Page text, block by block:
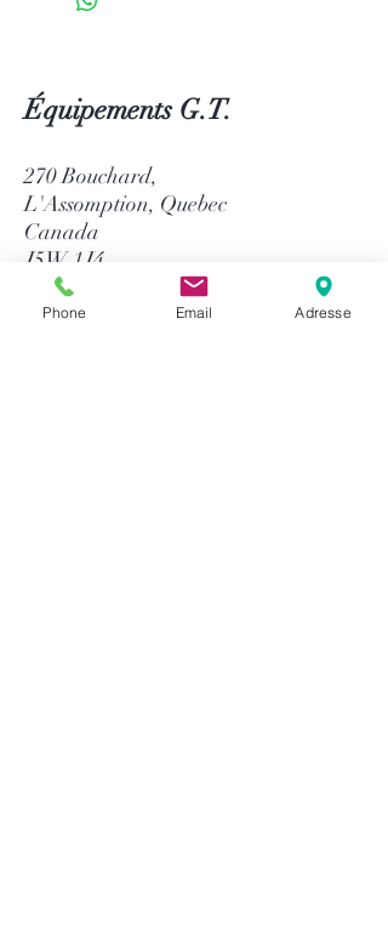
Équipements G.T.
270 Bouchard,
L'Assomption, Quebec
Canada
J5W 1J4
514-758-8484
Phone Email Adresse